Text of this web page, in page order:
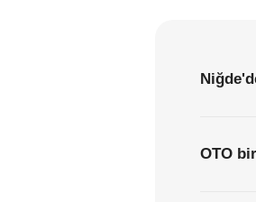
OTO